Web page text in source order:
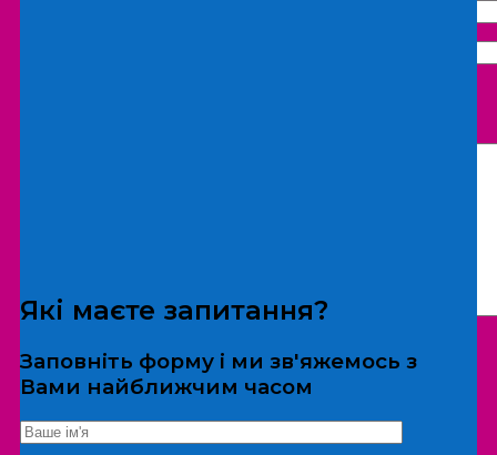
*Дані не передаються третім особам
Які маєте запитання?
Заповніть форму і ми зв'яжемось з
Вами найближчим часом